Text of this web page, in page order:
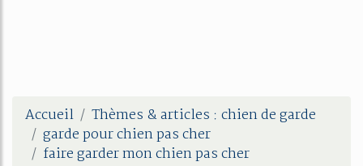
Accueil
Thèmes & articles : chien de garde
garde pour chien pas cher
faire garder mon chien pas cher